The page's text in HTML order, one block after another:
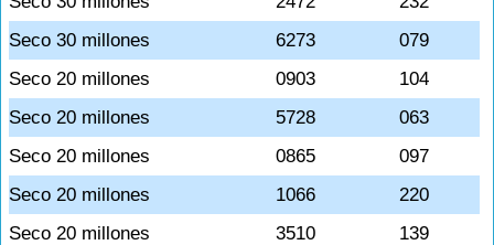
Seco 30 millones
6273
079
Seco 20 millones
0903
104
Seco 20 millones
5728
063
Seco 20 millones
0865
097
Seco 20 millones
1066
220
Seco 20 millones
3510
139